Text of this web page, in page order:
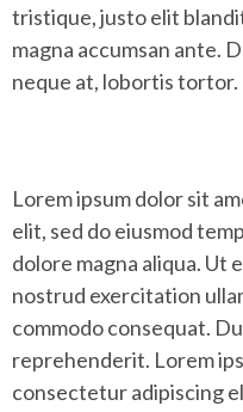
tristique, justo elit
magna accumsan ante.
neque at, lobortis tortor.
Lorem ipsum dolor sit
elit, sed do eiusmod
dolore magna aliqua. Ut
nostrud exercitation
commodo consequat.
reprehenderit. Lorem
consectetur adipiscing